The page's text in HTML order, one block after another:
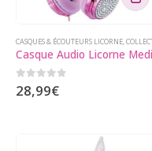
CASQUES & ÉCOUTEURS LICORNE,COLLECTIONS
0sur 5
28,99€